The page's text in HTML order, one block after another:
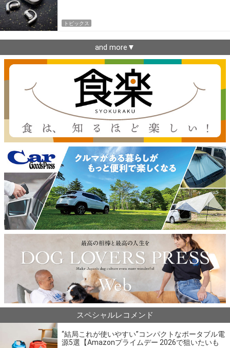
トピックス
and more▼
スペシャルレコメンド
“結局これが使いやすい”コンパクトなポータブル電
源5選【Amazonプライムデー 2026で狙いたいも